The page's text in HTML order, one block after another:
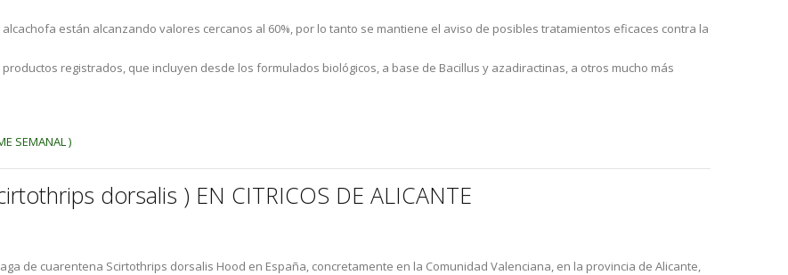
están alcanzando valores cercanos al 60%, por lo tanto se mantiene el aviso de posibles tratamientos eficaces contra la
registrados, que incluyen desde los formulados biológicos, a base de Bacillus y azadiractinas, a otros mucho más
SEMANAL )
dorsalis ) EN CITRICOS DE ALICANTE
de cuarentena Scirtothrips dorsalis Hood en España, concretamente en la Comunidad Valenciana, en la provincia de Alicante,